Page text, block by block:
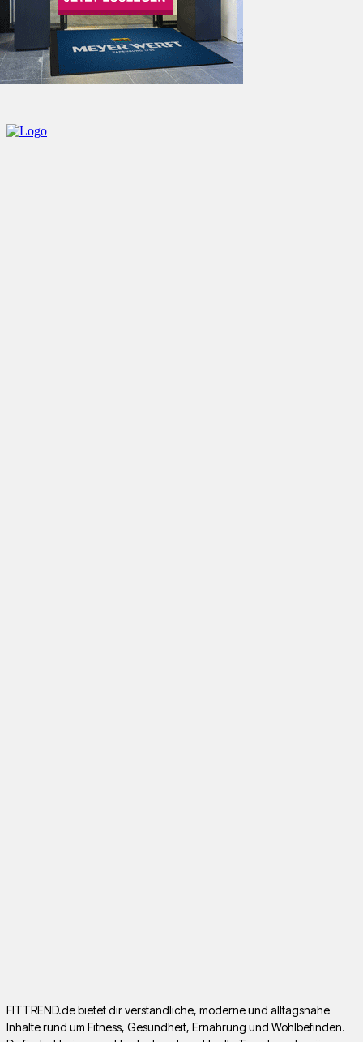
FITTREND.de bietet dir verständliche, moderne und alltagsnahe
Inhalte rund um Fitness, Gesundheit, Ernährung und Wohlbefinden.